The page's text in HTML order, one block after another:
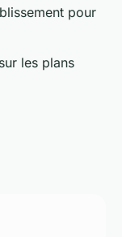
pour
sur les plans